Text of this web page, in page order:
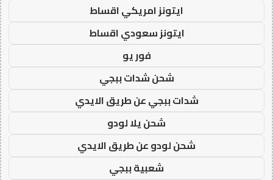
ايتونز امريكي اقساط
ايتونز سعودي اقساط
فور يو
شحن شدات ببجي
شدات ببجي عن طريق الايدي
شحن يلا لودو
شحن لودو عن طريق الايدي
شعبية ببجي